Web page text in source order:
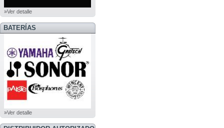
»Ver detalle
BATERÍAS
»Ver detalle